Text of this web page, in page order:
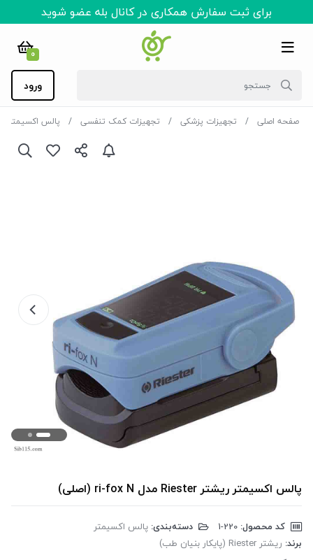
برای ثبت سفارش همکاری در کانال بله عضو شوید
0
ورود
صفحه اصلی تجهیزات پزشکی تجهیزات کمک تنفسی پالس اکسیمتر
پالس اکسیمتر ریشتر Riester مدل ri-fox N (اصلی)
کد محصول: دسته‌بندی: پالس اکسیمتر
برند: ریشتر Riester (پایکار بنیان طب)